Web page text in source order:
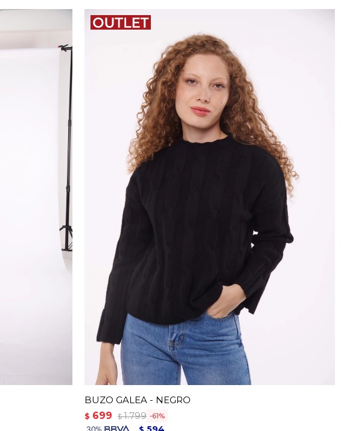
BUZO GALEA - NEGRO
$ 699 $ 1.799 61